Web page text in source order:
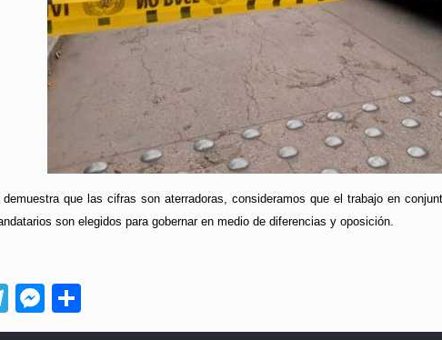
que las cifras son aterradoras, consideramos que el trabajo en
son elegidos para gobernar en medio de diferencias y oposición.
Telegram
Messenger